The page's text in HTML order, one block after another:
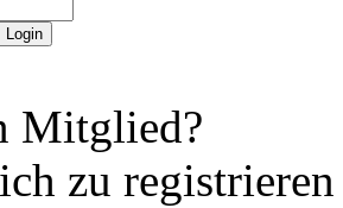
Mitglied?
zu registrieren